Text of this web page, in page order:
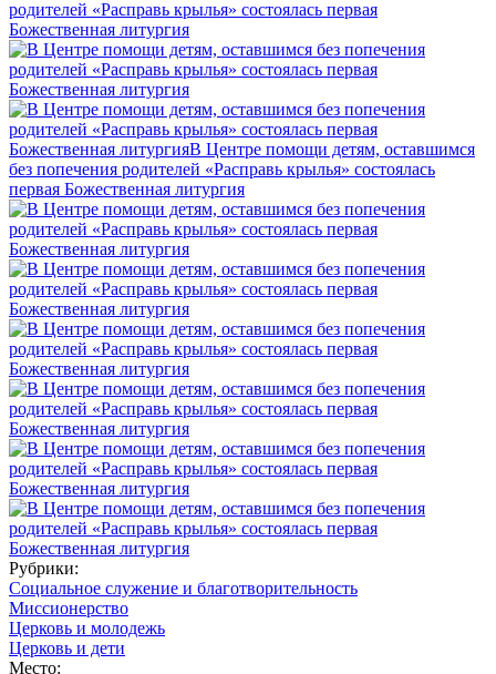
Рубрики:
Социальное служение и благотворительность
Миссионерство
Церковь и молодежь
Церковь и дети
Место: